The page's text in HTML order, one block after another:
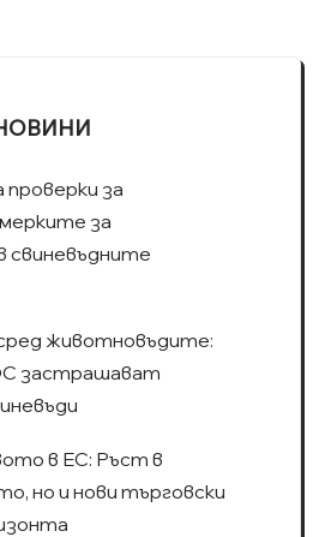
за
за
свиневъдните
животновъдите:
застрашават
в ЕС: Ръст в
но и нови търговски